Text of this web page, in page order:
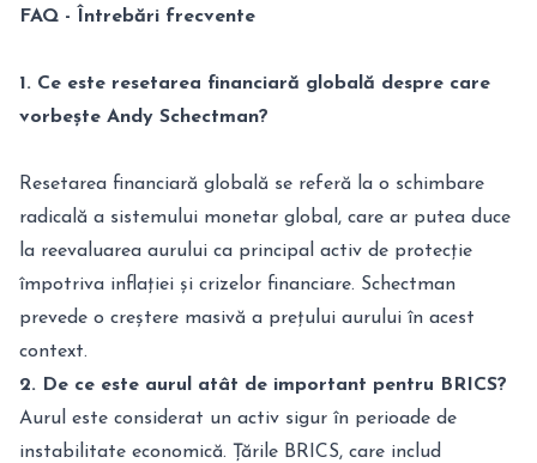
FAQ - Întrebări frecvente
1. Ce este resetarea financiară globală despre care
vorbește Andy Schectman?
Resetarea financiară globală se referă la o schimbare
radicală a sistemului monetar global, care ar putea duce
la reevaluarea aurului ca principal activ de protecție
împotriva inflației și crizelor financiare. Schectman
prevede o creștere masivă a prețului aurului în acest
context.
2. De ce este aurul atât de important pentru BRICS?
Aurul este considerat un activ sigur în perioade de
instabilitate economică. Țările BRICS, care includ